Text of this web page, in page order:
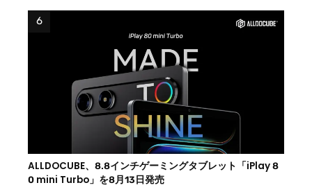
ALLDOCUBE、8.8インチゲーミングタブレット「iPlay 8
0 mini Turbo」を8月13日発売